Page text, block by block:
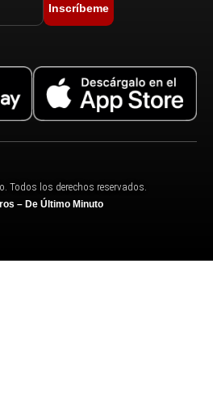
Inscríbeme
Todos los derechos reservados.
– De Último Minuto